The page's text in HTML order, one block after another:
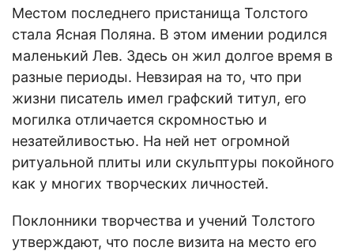
Местом последнего пристанища Толстого
стала Ясная Поляна. В этом имении родился
маленький Лев. Здесь он жил долгое время в
разные периоды. Невзирая на то, что при
жизни писатель имел графский титул, его
могилка отличается скромностью и
незатейливостью. На ней нет огромной
ритуальной плиты или скульптуры покойного
как у многих творческих личностей.
Поклонники творчества и учений Толстого
утверждают, что после визита на место его